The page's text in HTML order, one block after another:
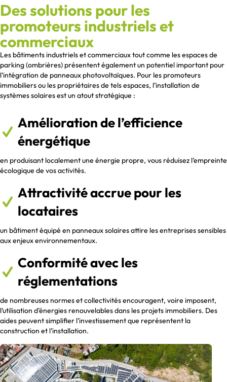
Des solutions pour les
promoteurs industriels et
commerciaux
Les bâtiments industriels et commerciaux tout comme les espaces de
parking (ombrières) présentent également un potentiel important pour
l’intégration de panneaux photovoltaïques. Pour les promoteurs
immobiliers ou les propriétaires de tels espaces, l’installation de
systèmes solaires est un atout stratégique :
Amélioration de l’efficience
énergétique
en produisant localement une énergie propre, vous réduisez l’empreinte
écologique de vos activités.
Attractivité accrue pour les
locataires
un bâtiment équipé en panneaux solaires attire les entreprises sensibles
aux enjeux environnementaux.
Conformité avec les
réglementations
de nombreuses normes et collectivités encouragent, voire imposent,
l’utilisation d’énergies renouvelables dans les projets immobiliers. Des
aides peuvent simplifier l’investissement que représentent la
construction et l’installation.